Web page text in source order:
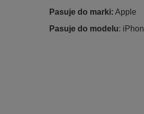
Pasuje do marki: Apple
Pasuje do modelu: